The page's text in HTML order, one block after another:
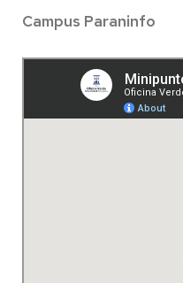
Campus Paraninfo